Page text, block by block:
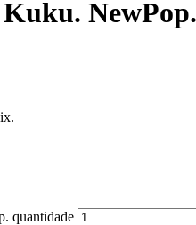
NewPop.
quantidade